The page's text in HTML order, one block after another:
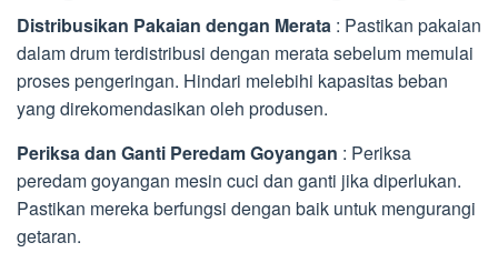
Distribusikan Pakaian dengan Merata : Pastikan pakaian
dalam drum terdistribusi dengan merata sebelum memulai
proses pengeringan. Hindari melebihi kapasitas beban
yang direkomendasikan oleh produsen.
Periksa dan Ganti Peredam Goyangan : Periksa
peredam goyangan mesin cuci dan ganti jika diperlukan.
Pastikan mereka berfungsi dengan baik untuk mengurangi
getaran.